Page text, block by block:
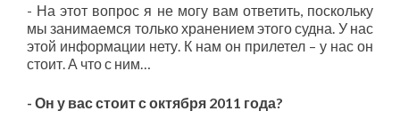
- На этот вопрос я не могу вам ответить, поскольку
мы занимаемся только хранением этого судна. У нас
этой информации нету. К нам он прилетел – у нас он
стоит. А что с ним…
- Он у вас стоит с октября 2011 года?